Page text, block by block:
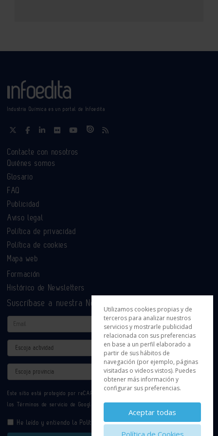
Industria Química es un portal de Infoedita
Contacte con nosotros
Quiénes somos
Glosario
FAQ
Publicidad
Aviso legal
Política de privacidad
Política de cookies
Mapa web
Formación
Histórico de Newsletters
Suscríbase a nuestra Newsletter
Email
Actividad
Provincia
Este sitio está protegido por reCAPTCHA y se aplican la
los Términos de servicio de Google.
He leído y entiendo la Política de Privacidad
Utilizamos cookies propias y de
terceros para analizar nuestros
servicios y mostrarle publicidad
relacionada con sus preferencias
en base a un perfil elaborado a
partir de sus hábitos de
navegación (por ejemplo, páginas
visitadas o videos vistos). Puedes
obtener más información y
configurar sus preferencias.
Aceptar todas
Política de Cookies